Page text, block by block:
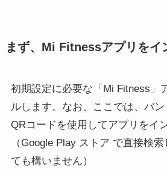
まず、Mi Fitnessアプリをイ
初期設定に必要な「Mi Fitness」
ルします。なお、ここでは、バ
QRコードを使用してアプリをイ
（Google Play ストア で直接検
ても構いません）